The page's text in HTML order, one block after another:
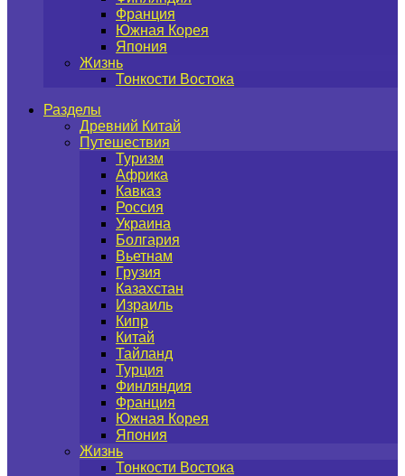
Франция
Южная Корея
Япония
Жизнь
Тонкости Востока
Разделы
Древний Китай
Путешествия
Туризм
Африка
Кавказ
Россия
Украина
Болгария
Вьетнам
Грузия
Казахстан
Израиль
Кипр
Китай
Тайланд
Турция
Финляндия
Франция
Южная Корея
Япония
Жизнь
Тонкости Востока